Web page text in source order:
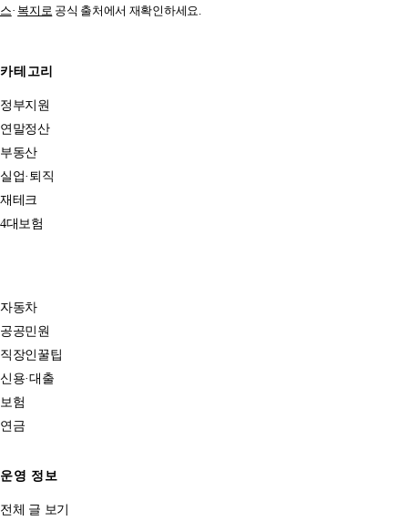
스· 복지로 공식 출처에서 재확인하세요.
카테고리
정부지원
연말정산
부동산
실업·퇴직
재테크
4대보험
자동차
공공민원
직장인꿀팁
신용·대출
보험
연금
운영 정보
전체 글 보기